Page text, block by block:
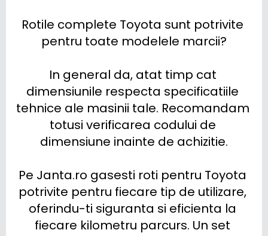
Rotile complete Toyota sunt potrivite
pentru toate modelele marcii?
In general da, atat timp cat
dimensiunile respecta specificatiile
tehnice ale masinii tale. Recomandam
totusi verificarea codului de
dimensiune inainte de achizitie.
Pe Janta.ro gasesti roti pentru Toyota
potrivite pentru fiecare tip de utilizare,
oferindu-ti siguranta si eficienta la
fiecare kilometru parcurs. Un set